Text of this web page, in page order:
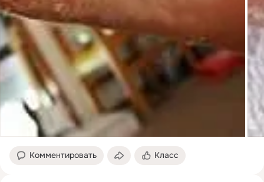
Комментировать Класс